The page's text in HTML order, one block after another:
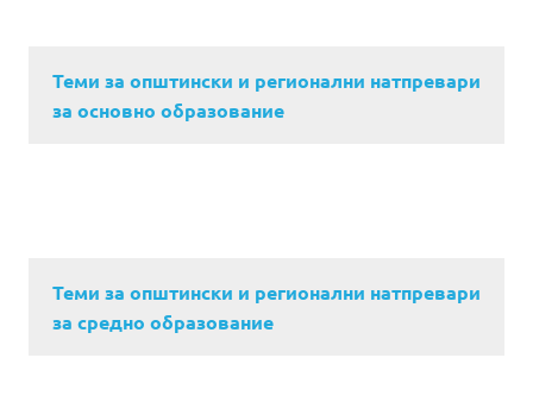
Теми за општински и регионални натпревари
за основно образование
Теми за општински и регионални натпревари
за средно образование